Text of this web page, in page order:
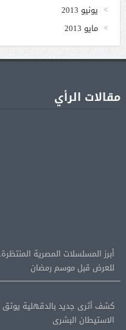
يونيو 2013
مايو 2013
مقالات الرأي
للعرض قبل موسم رمضان
الاستيطان البشرى